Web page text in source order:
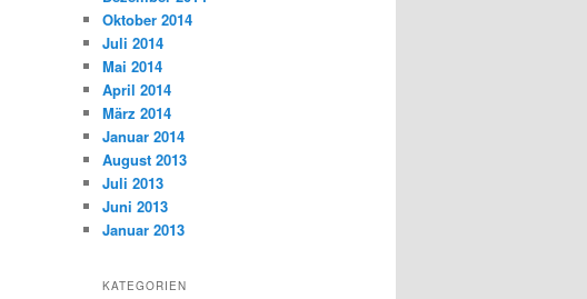
Oktober 2014
Juli 2014
Mai 2014
April 2014
März 2014
Januar 2014
August 2013
Juli 2013
Juni 2013
Januar 2013
KATEGORIEN